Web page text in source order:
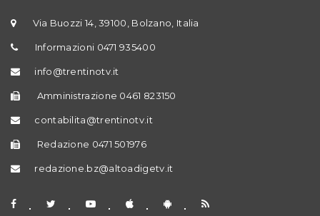
Via Buozzi 14, 39100, Bolzano, Italia
Informazioni 0471 935400
info@trentinotv.it
Amministrazione 0461 823150
contabilita@trentinotv.it
Redazione 0471 501976
redazione.bz@altoadigetv.it